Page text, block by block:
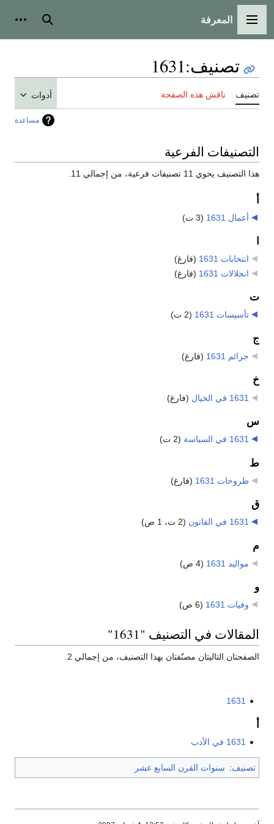
القائمة الرئيسية
المعرفة بحث
تصنيف:
1631
تصنيف ناقش هذه الصفحة أدوات
مساعدة
التصنيفات الفرعية
هذا التصنيف يحوي 11 تصنيفات فرعية، من إجمالي 11.
أعمال 1631 (3 ت)
انتخابات 1631
(فارغ)
انحلالات 1631
(فارغ)
ت
تأسيسات 1631 (2 ت)
ج
جرائم 1631 (فارغ)
خ
1631 في الخيال (فارغ)
س
1631 في السياسة (2 ت)
ط
طروحات 1631 (فارغ)
ق
1631 في القانون (2 ت، 1 ص)
م
مواليد 1631 (4 ص)
و
وفيات 1631 (6 ص)
المقالات في التصنيف "1631"
الصفحتان التاليتان مصنّفتان بهذا التصنيف، من إجمالي 2.
1631
1631 في الأدب
تصنيف: سنوات القرن السابع عشر